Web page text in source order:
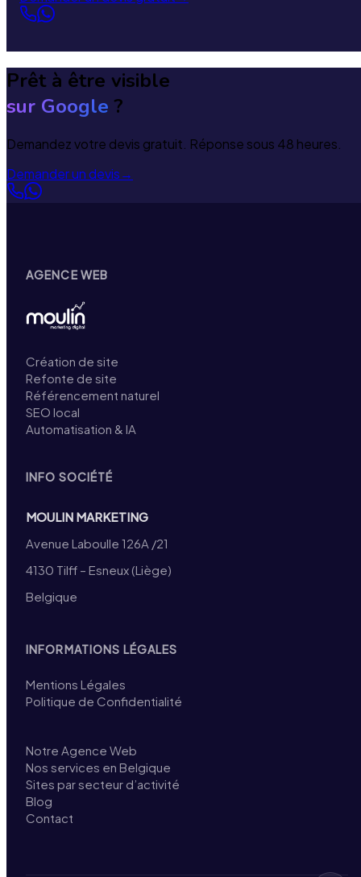
Prêt à être visible
sur Google ?
Demandez votre devis gratuit. Réponse sous 48 heures.
Demander un devis→
AGENCE WEB
Création de site
Refonte de site
Référencement naturel
SEO local
Automatisation & IA
INFO SOCIÉTÉ
MOULIN MARKETING
Avenue Laboulle 126A /21
4130 Tilff – Esneux (Liège)
Belgique
INFORMATIONS LÉGALES
Mentions Légales
Politique de Confidentialité
Notre Agence Web
Nos services en Belgique
Sites par secteur d’activité
Blog
Contact